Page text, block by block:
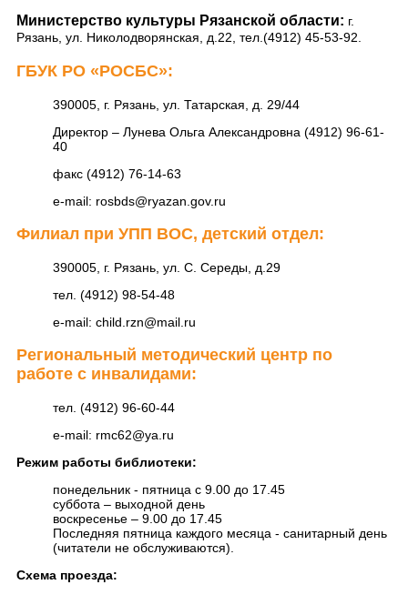
Министерство культуры Рязанской области: г.
Рязань, ул. Николодворянская, д.22, тел.(4912) 45-53-92.
ГБУК РО «РОСБС»:
390005, г. Рязань, ул. Татарская, д. 29/44
Директор – Лунева Ольга Александровна (4912) 96-61-
40
факс (4912) 76-14-63
e-mail: rosbds@ryazan.gov.ru
Филиал при УПП ВОС, детский отдел:
390005, г. Рязань, ул. С. Середы, д.29
тел. (4912) 98-54-48
e-mail: child.rzn@mail.ru
Региональный методический центр по
работе с инвалидами:
тел. (4912) 96-60-44
e-mail: rmc62@ya.ru
Режим работы библиотеки:
понедельник - пятница с 9.00 до 17.45
суббота – выходной день
воскресенье – 9.00 до 17.45
Последняя пятница каждого месяца - санитарный день
(читатели не обслуживаются).
Схема проезда: